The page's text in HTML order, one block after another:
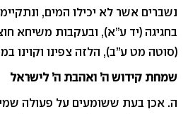
נשברים אשר לא יכילו המים,
בחגיגה (יד ע”א), ובעקבות משיחא
(סוטה מט ע”ב), הלזה צפינו וקוינו
שמחת קידוש ה’ ואהבת ה’ לישראל
ה. אכן בעת ששומעים על פעולה